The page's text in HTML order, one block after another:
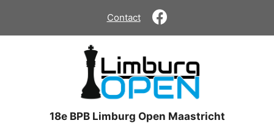
de
Contact
18e BPB Limburg Open Maastricht